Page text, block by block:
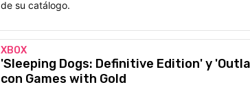
de su catálogo.
XBOX
'Sleeping Dogs: Definitive Edition' y
con Games with Gold